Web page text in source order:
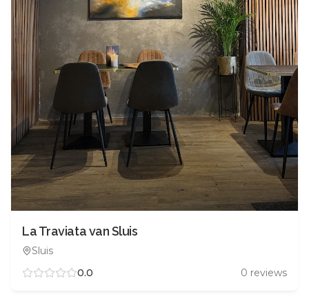
La Traviata van Sluis
Sluis
0.0
0 reviews